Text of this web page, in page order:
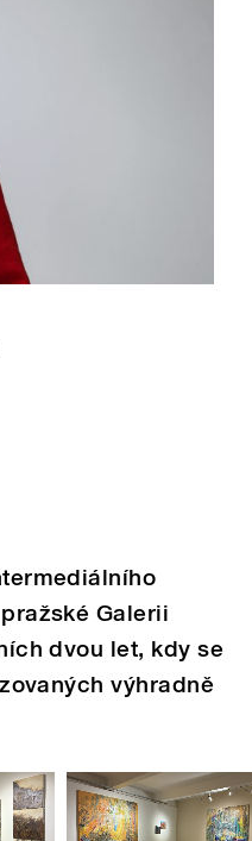
Galerii
dvou let, kdy se
výhradně